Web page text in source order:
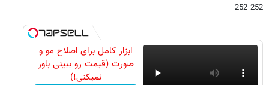
252 252
ابزار کامل برای اصلاح مو و
صورت (قیمت رو ببینی باور
نمیکنی!)